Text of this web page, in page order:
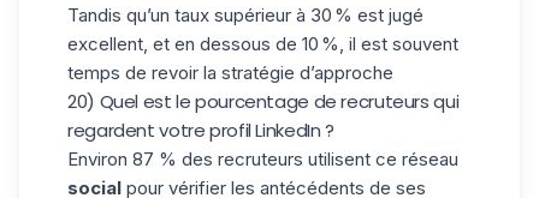
Tandis qu’un taux supérieur à 30 % est jugé
excellent, et en dessous de 10 %, il est souvent
temps de revoir la stratégie d’approche
20) Quel est le pourcentage de recruteurs qui
regardent votre profil LinkedIn ?
Environ 87 % des recruteurs utilisent ce réseau
social pour vérifier les antécédents de ses